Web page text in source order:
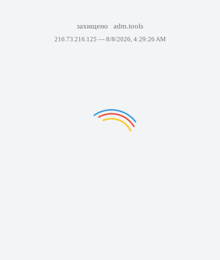
захищено adm.tools
216.73.216.125 — 8/8/2026, 4:29:26 AM